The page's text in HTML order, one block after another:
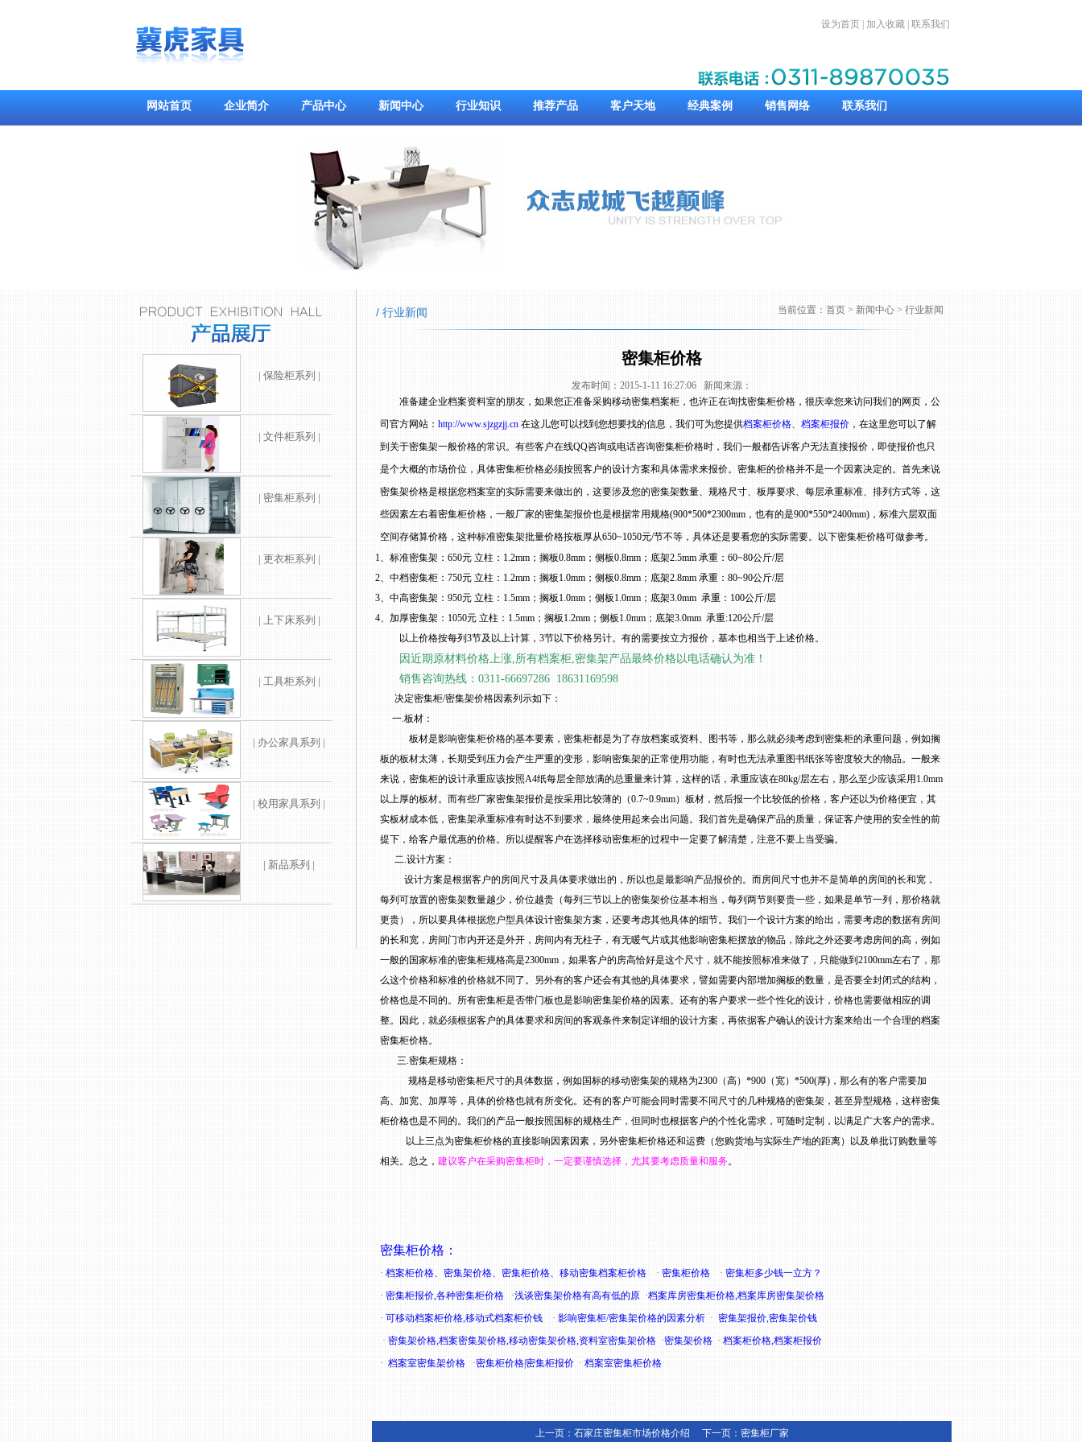
设为首页| 加入收藏| 联系我们
网站首页 企业简介 产品中心 新闻中心 行业知识 推荐产品 客户天地 经典案例 销售网络 联系我们
| 保险柜系列 |
| 文件柜系列 |
| 密集柜系列 |
| 更衣柜系列 |
| 上下床系列 |
| 工具柜系列 |
| 办公家具系列 |
| 校用家具系列 |
| 新品系列 |
/ 行业新闻 当前位置： 首页 > 新闻中心 > 行业新闻
密集柜价格
发布时间：2015-1-11 16:27:06 新闻来源：
准备建企业档案资料室的朋友， 如果您正准备采购移动密集档案柜， 也许正在询找密集柜价格， 很庆幸您来访问我们的网页，公
司官方网站： http://www.sjzgzjj.cn 在这儿您可以找到您想要找的信息，我们可为您提供档案柜价格、 档案柜报价 ， 在这里您可以了解
到关于密集架一般价格的常识。有些客户在线QQ咨询或电话咨询密集柜价格时，我们一般都告诉客户无法直接报价，即使报价也只
是个大概的市场价位，具体密集柜价格必须按照客户的设计方案和具体需求来报价。密集柜的价格并不是一个因素决定的。首先来说
密集架价格是根据您档案室的实际需要来做出的，这要涉及您的密集架数量、规格尺寸、板厚要求、每层承重标准、排列方式等，这
些因素左右着密集柜价格，一般厂家的密集架报价也是根据常用规格(900*500*2300mm ，也有的是900*550*2400mm) ，标准六层双面
空间存储算价格，这种标准密集架批量价格按板厚从650~1050元/节不等，具体还是要看您的实际需要。以下密集柜价格可做参考。
1、标准密集架：650元 立柱： 1.2mm ；搁板0.8mm ；侧板0.8mm ；底架2.5mm承重：60~80公斤/层
2、中档密集柜：750元 立柱： 1.2mm ；搁板1.0mm ；侧板0.8mm ；底架2.8mm承重：80~90公斤/层
3、中高密集架：950元 立柱： 1.5mm ；搁板1.0mm ；侧板1.0mm ；底架3.0mm承重： 100公斤/层
4、加厚密集架： 1050元 立柱： 1.5mm ；搁板1.2mm ；侧板1.0mm ；底架3.0mm 承重:120公斤/层
以上价格按每列 3节及以上计算， 3节以下价格另计。有的需要按立方报价，基本也相当于上述价格。
因近期原材料价格上涨 所有档案柜 密集架产品最终价格以电话确认为准！
销售咨询热线： 0311-66697286 18631169598
决定密集柜/密集架价格因素列示如下：
一.板材：
板材是影响密集柜价格的基本要素，密集柜都是为了存放档案或资料、图书等，那么就必须考虑到密集柜的承重问题，例如搁
板的板材太薄，长期受到压力会产生严重的变形，影响密集架的正常使用功能，有时也无法承重图书纸张等密度较大的物品。一般来
来说，密集柜的设计承重应该按照A4纸每层全部放满的总重量来计算，这样的话，承重应该在80kg/层左右，那么至少应该采用 1.0mm
以上厚的板材。而有些厂家密集架报价是按采用比较薄的（0.7~0.9mm）板材，然后报一个比较低的价格，客户还以为价格便宜，其
实板材成本低，密集架承重标准有时达不到要求，最终使用起来会出问题。我们首先是确保产品的质量，保证客户使用的安全性的前
提下，给客户最优惠的价格。所以提醒客户在选择移动密集柜的过程中一定要了解清楚，注意不要上当受骗。
二.设计方案：
设计方案是根据客户的房间尺寸及具体要求做出的，所以也是最影响产品报价的。而房间尺寸也并不是简单的房间的长和宽，
每列可放置的密集架数量越少，价位越贵（每列三节以上的密集架价位基本相当，每列两节则要贵一些，如果是单节一列，那价格就
更贵），所以要具体根据您户型具体设计密集架方案，还要考虑其他具体的细节。我们一个设计方案的给出，需要考虑的数据有房间
的长和宽，房间门市内开还是外开，房间内有无柱子，有无暖气片或其他影响密集柜摆放的物品，除此之外还要考虑房间的高，例如
一般的国家标准的密集柜规格高是2300mm ，如果客户的房高恰好是这个尺寸，就不能按照标准来做了，只能做到 2100mm左右了，那
么这个价格和标准的价格就不同了。另外有的客户还会有其他的具体要求，譬如需要内部增加搁板的数量，是否要全封闭式的结构，
价格也是不同的。所有密集柜是否带门板也是影响密集架价格的因素。还有的客户要求一些个性化的设计，价格也需要做相应的调
整。因此，就必须根据客户的具体要求和房间的客观条件来制定详细的设计方案，再依据客户确认的设计方案来给出一个合理的档案
密集柜价格。
三.密集柜规格：
规格是移动密集柜尺寸的具体数据，例如国标的移动密集架的规格为2300 （高） *900 （宽） *500(厚) ，那么有的客户需要加
高、加宽、加厚等，具体的价格也就有所变化。还有的客户可能会同时需要不同尺寸的几种规格的密集架，甚至异型规格，这样密集
柜价格也是不同的。我们的产品一般按照国标的规格生产，但同时也根据客户的个性化需求，可随时定制，以满足广大客户的需求。
以上三点为密集柜价格的直接影响因素因素，另外密集柜价格还和运费（您购货地与实际生产地的距离）以及单批订购数量等
相关。总之， 建议客户在采购密集柜时，一定要谨慎选择，尤其要考虑质量和服务。
密集柜价格：
· 档案柜价格、密集架价格、密集柜价格、移动密集档案柜价格 · 密集柜价格 · 密集柜多少钱一立方？
· 密集柜报价,各种密集柜价格 ·浅谈密集架价格有高有低的原 ·档案库房密集柜价格,档案库房密集架价格
· 可移动档案柜价格,移动式档案柜价钱 · 影响密集柜/密集架价格的因素分析 · 密集架报价,密集架价钱
· 密集架价格,档案密集架价格,移动密集架价格,资料室密集架价格 ·密集架价格 · 档案柜价格,档案柜报价
· 档案室密集架价格 ·密集柜价格|密集柜报价 · 档案室密集柜价格
上一页： 石家庄密集柜市场价格介绍 下一页： 密集柜厂家